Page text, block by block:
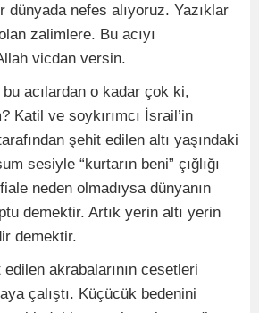
dünyada nefes alıyoruz. Yazıklar
zalimlere. Bu acıyı
vicdan versin.
acılardan o kadar çok ki,
Katil ve soykırımcı İsrail’in
şehit edilen altı yaşındaki
sesiyle “kurtarın beni” çığlığı
neden olmadıysa dünyanın
demektir. Artık yerin altı yerin
demektir.
akrabalarının cesetleri
çalıştı. Küçücük bedenini